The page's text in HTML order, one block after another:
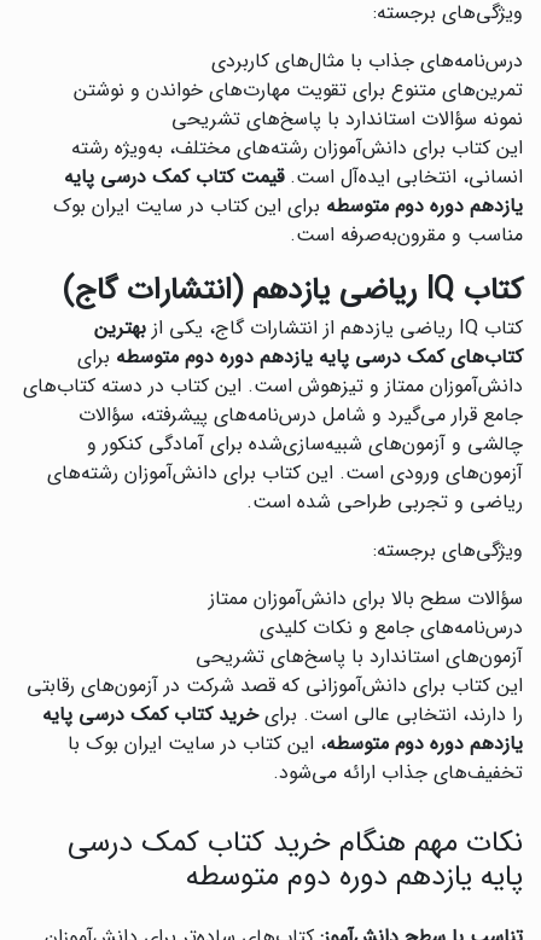
ویژگی‌های برجسته:
درس‌نامه‌های جذاب با مثال‌های کاربردی
تمرین‌های متنوع برای تقویت مهارت‌های خواندن و نوشتن
نمونه سؤالات استاندارد با پاسخ‌های تشریحی
این کتاب برای دانش‌آموزان رشته‌های مختلف، به‌ویژه رشته
انسانی، انتخابی ایده‌آل است.قیمت کتاب کمک درسی پایه
یازدهم دوره دوم متوسطه برای این کتاب در سایت ایران بوک
مناسب و مقرون‌به‌صرفه است.
کتاب IQ ریاضی یازدهم (انتشارات گاج)
کتاب IQ ریاضی یازدهم از انتشارات گاج، یکی از
بهترین
کتاب‌های کمک درسی پایه یازدهم دوره دوم متوسطه برای
دانش‌آموزان ممتاز و تیزهوش است. این کتاب در دسته کتاب‌های
جامع قرار می‌گیرد و شامل درس‌نامه‌های پیشرفته، سؤالات
چالشی و آزمون‌های شبیه‌سازی‌شده برای آمادگی کنکور و
آزمون‌های ورودی است. این کتاب برای دانش‌آموزان رشته‌های
ریاضی و تجربی طراحی شده است.
ویژگی‌های برجسته:
سؤالات سطح بالا برای دانش‌آموزان ممتاز
درس‌نامه‌های جامع و نکات کلیدی
آزمون‌های استاندارد با پاسخ‌های تشریحی
این کتاب برای دانش‌آموزانی که قصد شرکت در آزمون‌های رقابتی
را دارند، انتخابی عالی است. برایخرید کتاب کمک درسی پایه
یازدهم دوره دوم متوسطه، این کتاب در سایت ایران بوک با
تخفیف‌های جذاب ارائه می‌شود.
نکات مهم هنگام خرید کتاب کمک درسی
پایه یازدهم دوره دوم متوسطه